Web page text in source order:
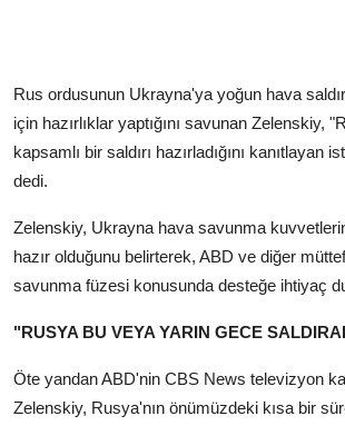
Rus ordusunun Ukrayna'ya yoğun hava
için hazırlıklar yaptığını savunan Zelenskiy,
kapsamlı bir saldırı hazırladığını kanıtlayan
dedi.
Zelenskiy, Ukrayna hava savunma
hazır olduğunu belirterek, ABD ve diğer
savunma füzesi konusunda desteğe ihtiyaç
"RUSYA BU VEYA YARIN GECE
Öte yandan ABD'nin CBS News televizyon
Zelenskiy, Rusya'nın önümüzdeki kısa bir